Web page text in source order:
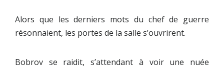
Alors que les derniers mots du chef de guerre
résonnaient, les portes de la salle s’ouvrirent.
Bobrov se raidit, s’attendant à voir une nuée